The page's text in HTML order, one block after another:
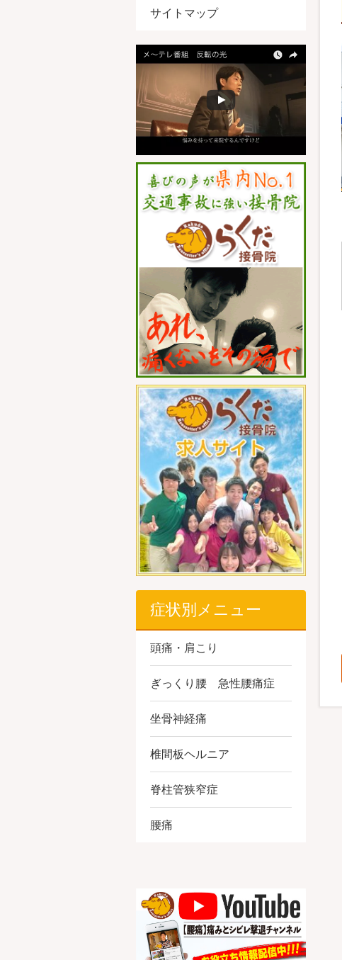
サイトマップ
症状別メニュー
頭痛・肩こり
ぎっくり腰 急性腰痛症
坐骨神経痛
椎間板ヘルニア
脊柱管狭窄症
腰痛